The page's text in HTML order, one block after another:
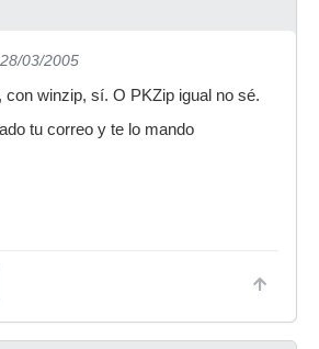
03/2005
con winzip, sí. O PKZip igual no sé.
tu correo y te lo mando